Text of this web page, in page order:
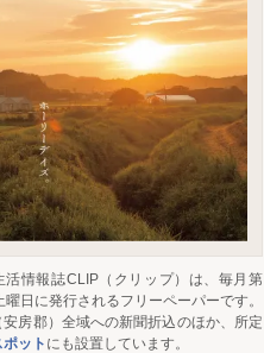
活情報誌CLIP（クリップ）は、毎月第
曜日に発行されるフリーペーパーです。
安房郡）全域への新聞折込のほか、所定
ット にも設置しています。